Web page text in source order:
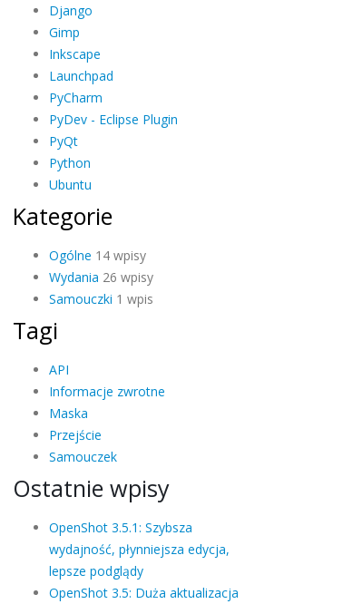
Django
Gimp
Inkscape
Launchpad
PyCharm
PyDev - Eclipse Plugin
PyQt
Python
Ubuntu
Kategorie
Ogólne 14 wpisy
Wydania 26 wpisy
Samouczki 1 wpis
Tagi
API
Informacje zwrotne
Maska
Przejście
Samouczek
Ostatnie wpisy
OpenShot 3.5.1: Szybsza
wydajność, płynniejsza edycja,
lepsze podglądy
OpenShot 3.5: Duża aktualizacja